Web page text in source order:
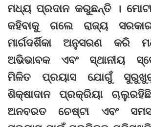
ମଧ୍ୟ ପ୍ରଦାନ କରୁଛନ୍ତି ।
କହିବାକୁ ଗଲେ ରାଜ୍ୟ
ମାର୍ଗଦର୍ଶିକା ଅନୁସରଣ କରି
ଅଭିଭାବକ ଏବଂ ସ୍ଥାନୀୟ
ମିଳିତ ପ୍ରୟାସ ଯୋଗୁଁ
ଶିକ୍ଷାଦାନ ପ୍ରକ୍ରିୟା
ଅନବରତ ଚେଷ୍ଟା ଏବଂ